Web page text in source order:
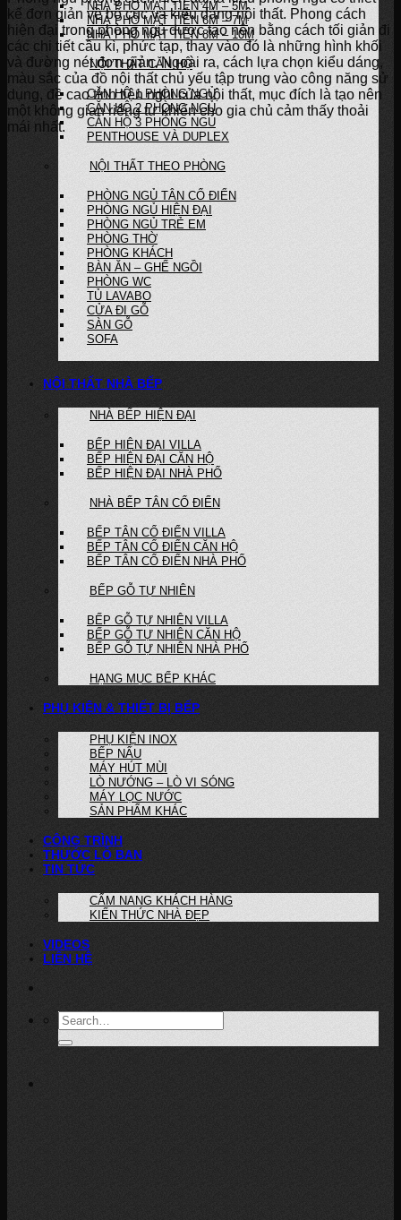
NHÀ PHỐ MẶT TIỀN 4M – 5M
NHÀ PHỐ MẶT TIỀN 6M – 7M
NHÀ PHỐ MẶT TIỀN 8M – 10M
NỘI THẤT CĂN HỘ
CĂN HỘ 1 PHÒNG NGỦ
CĂN HỘ 2 PHÒNG NGỦ
CĂN HỘ 3 PHÒNG NGỦ
PENTHOUSE VÀ DUPLEX
NỘI THẤT THEO PHÒNG
PHÒNG NGỦ TÂN CỔ ĐIỂN
PHÒNG NGỦ HIỆN ĐẠI
PHÒNG NGỦ TRẺ EM
PHÒNG THỜ
PHÒNG KHÁCH
BÀN ĂN – GHẾ NGỒI
PHÒNG WC
TỦ LAVABO
CỬA ĐI GỖ
SÀN GỖ
SOFA
NỘI THẤT NHÀ BẾP
NHÀ BẾP HIỆN ĐẠI
BẾP HIỆN ĐẠI VILLA
BẾP HIỆN ĐẠI CĂN HỘ
BẾP HIỆN ĐẠI NHÀ PHỐ
NHÀ BẾP TÂN CỔ ĐIỂN
BẾP TÂN CỔ ĐIỂN VILLA
BẾP TÂN CỔ ĐIỂN CĂN HỘ
BẾP TÂN CỔ ĐIỂN NHÀ PHỐ
BẾP GỖ TỰ NHIÊN
BẾP GỖ TỰ NHIÊN VILLA
BẾP GỖ TỰ NHIÊN CĂN HỘ
BẾP GỖ TỰ NHIÊN NHÀ PHỐ
HẠNG MỤC BẾP KHÁC
PHỤ KIỆN & THIẾT BỊ BẾP
PHỤ KIỆN INOX
BẾP NẤU
MÁY HÚT MÙI
LÒ NƯỚNG – LÒ VI SÓNG
MÁY LỌC NƯỚC
SẢN PHẨM KHÁC
CÔNG TRÌNH
THƯỚC LỖ BAN
TIN TỨC
CẨM NANG KHÁCH HÀNG
KIẾN THỨC NHÀ ĐẸP
VIDEOS
LIÊN HỆ
kế đơn giản về bố cục và kiểu dáng nội thất. Phong cách
hiện đại trong phòng ngủ được tạo nên bằng cách tối giản đi
các chi tiết cầu kì, phức tạp, thay vào đó là những hình khối
và đường nét đơn giản. Ngoài ra, cách lựa chọn kiểu dáng,
màu sắc của đồ nội thất chủ yếu tập trung vào công năng sử
dụng, đề cao tính tiện nghi của nội thất, mục đích là tạo nên
một không gian riêng tư khiến cho gia chủ cảm thấy thoải
mái nhất.